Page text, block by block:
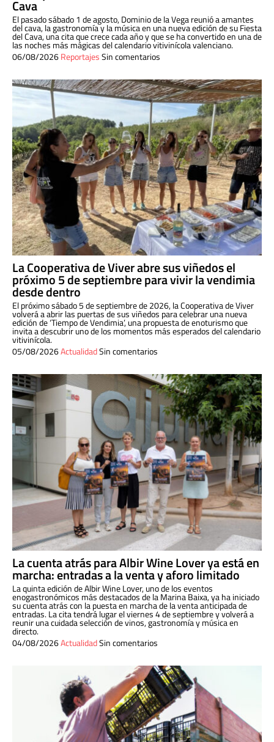
Cava
El pasado sábado 1 de agosto, Dominio de la Vega reunió a amantes
del cava, la gastronomía y la música en una nueva edición de su Fiesta
del Cava, una cita que crece cada año y que se ha convertido en una de
las noches más mágicas del calendario vitivinícola valenciano.
06/08/2026ReportajesSin comentarios
La Cooperativa de Viver abre sus viñedos el
próximo 5 de septiembre para vivir la vendimia
desde dentro
El próximo sábado 5 de septiembre de 2026, la Cooperativa de Viver
volverá a abrir las puertas de sus viñedos para celebrar una nueva
edición de ‘Tiempo de Vendimia’, una propuesta de enoturismo que
invita a descubrir uno de los momentos más esperados del calendario
vitivinícola.
05/08/2026ActualidadSin comentarios
La cuenta atrás para Albir Wine Lover ya está en
marcha: entradas a la venta y aforo limitado
La quinta edición de Albir Wine Lover, uno de los eventos
enogastronómicos más destacados de la Marina Baixa, ya ha iniciado
su cuenta atrás con la puesta en marcha de la venta anticipada de
entradas. La cita tendrá lugar el viernes 4 de septiembre y volverá a
reunir una cuidada selección de vinos, gastronomía y música en
directo.
04/08/2026ActualidadSin comentarios